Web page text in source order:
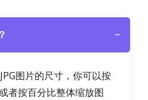
−
图片的尺寸，你可以按
者按百分比整体缩放图